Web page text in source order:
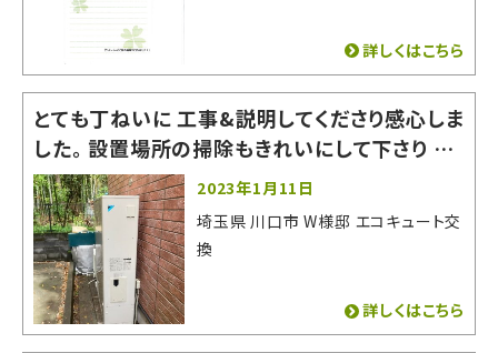
詳しくはこちら
とても丁ねいに 工事&説明してくださり感心しま
した。 設置場所の掃除もきれいにして下さり あ
りがたかったです。 とても良い会社でした。お世
話になりました。
2023年1月11日
埼玉県 川口市 W様邸 エコキュート交
換
詳しくはこちら